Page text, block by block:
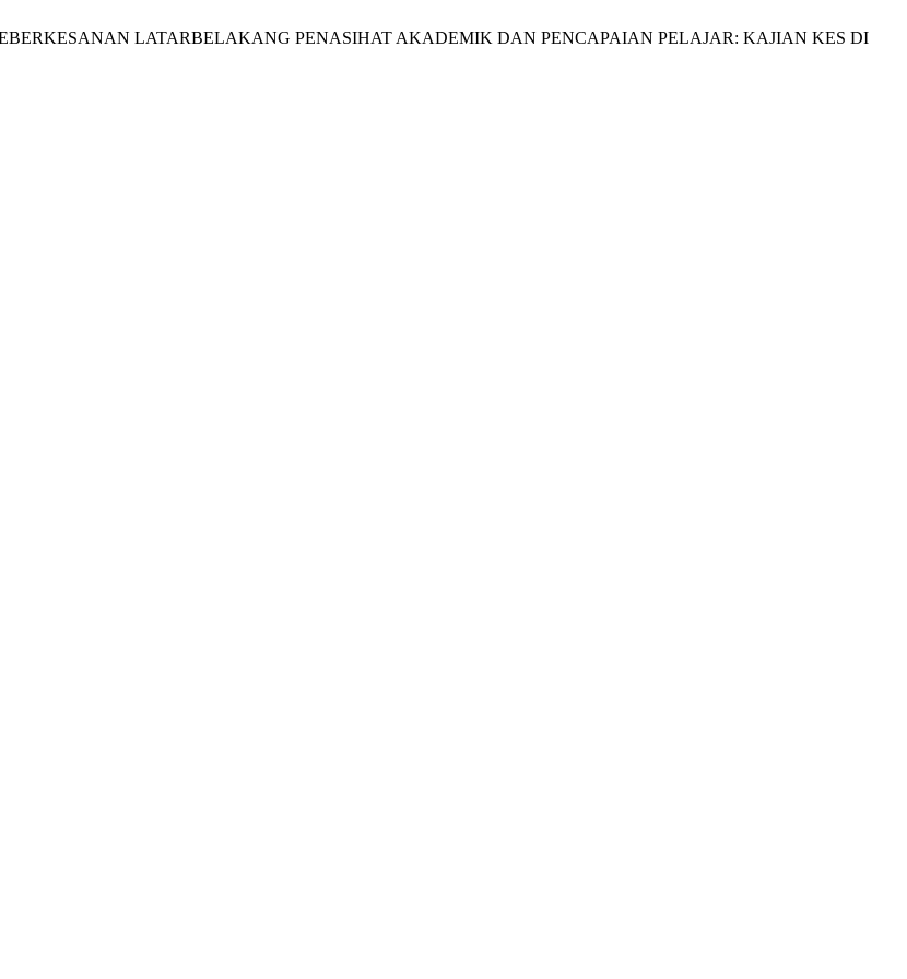
KEBERKESANAN LATARBELAKANG PENASIHAT AKADEMIK DAN PENCAPAIAN PELAJAR: KAJIAN KES DI